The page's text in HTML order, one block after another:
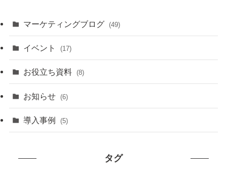
マーケティングブログ (49)
イベント (17)
お役立ち資料 (8)
お知らせ (6)
導入事例 (5)
タグ